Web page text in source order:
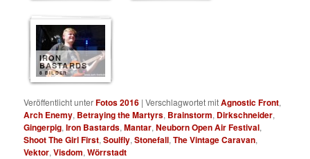
IRON
BASTARDS
8 BILDER
Veröffentlicht unterFotos 2016 |Verschlagwortet mitAgnostic Front,
Arch Enemy, Betraying the Martyrs, Brainstorm, Dirkschneider,
Gingerpig,Iron Bastards,Mantar,Neuborn Open Air Festival,
Shoot The Girl First,Soulfly,Stonefall,The Vintage Caravan,
Vektor,Visdom,Wörrstadt